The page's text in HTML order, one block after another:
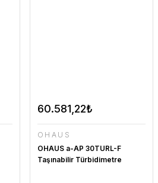
60.581,22₺
OHAUS
OHAUS a-AP 30TURL-F
Taşınabilir Türbidimetre